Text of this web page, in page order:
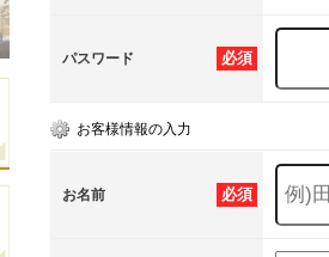
必須
パスワード
お客様情報の入力
必須
お名前